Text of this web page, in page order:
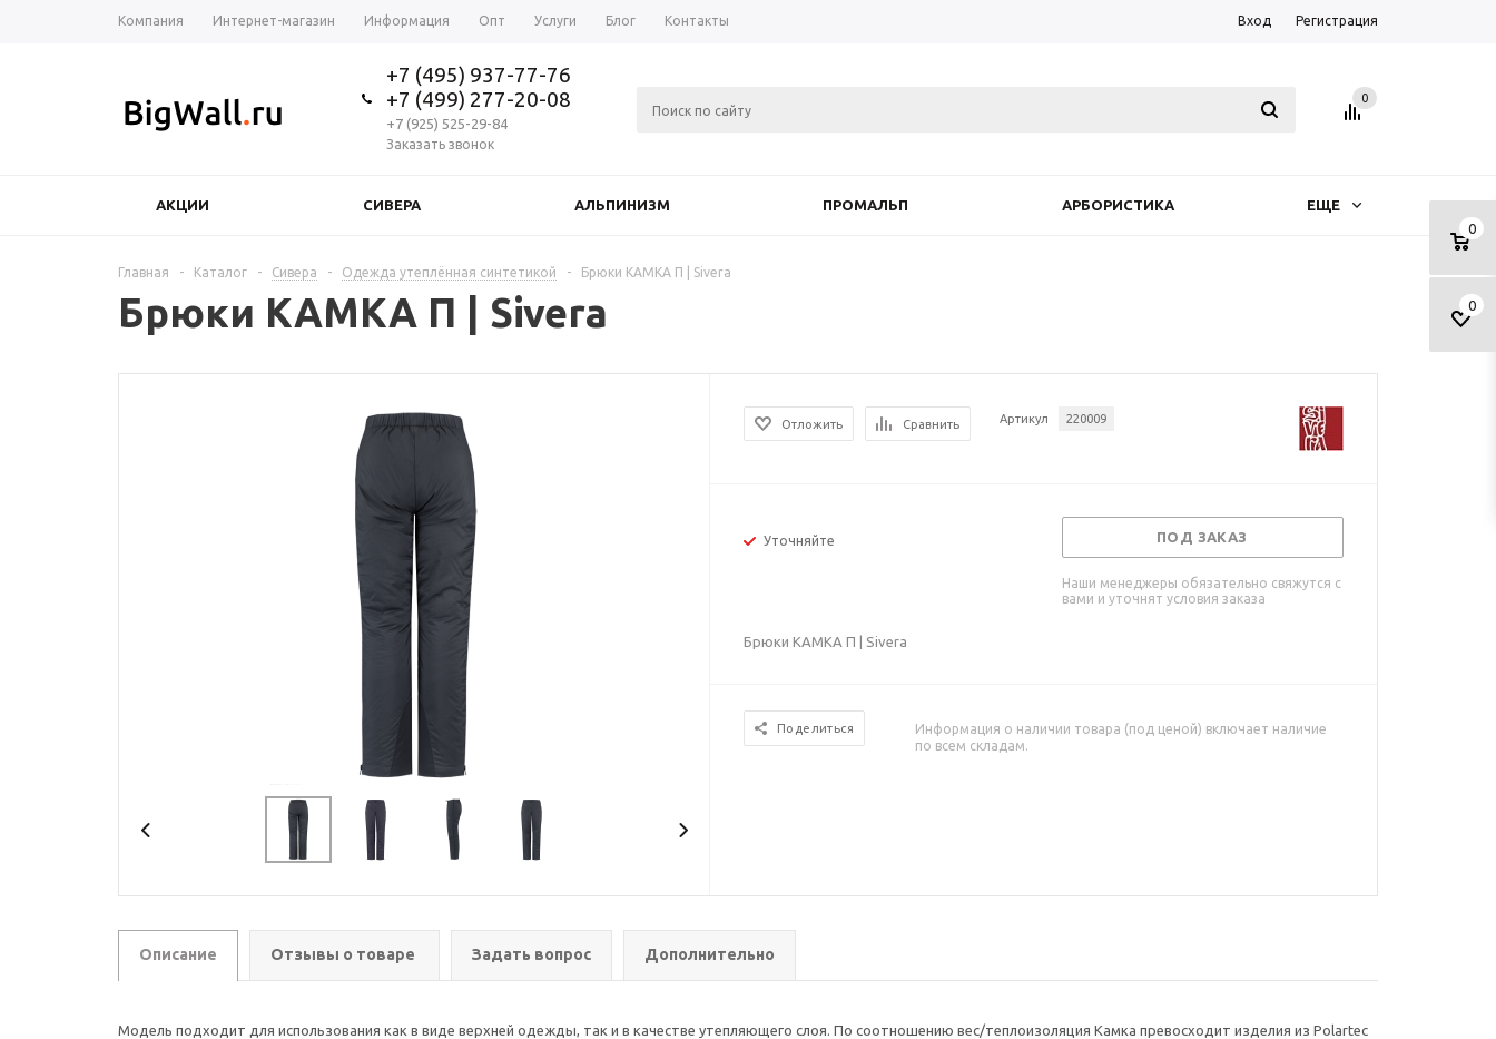
Компания Интернет-магазин Информация Опт Услуги Блог Контакты Вход Регистрация
+7 (495) 937-77-76
+7 (499) 277-20-08
+7 (925) 525-29-84
Заказать звонок
0
0
0
АКЦИИ СИВЕРА АЛЬПИНИЗМ ПРОМАЛЬП АРБОРИСТИКА ЕЩЕ
Главная - Каталог - Сивера - Одежда утеплённая синтетикой - Брюки КАМКА П | Sivera
Брюки КАМКА П | Sivera
Отложить Сравнить Артикул 220009
Уточняйте ПОД ЗАКАЗ
Наши менеджеры обязательно свяжутся с
вами и уточнят условия заказа
Брюки КАМКА П | Sivera
Поделиться
Информация о наличии товара (под ценой) включает наличие
по всем складам.
Описание Отзывы о товаре Задать вопрос Дополнительно
Модель подходит для использования как в виде верхней одежды, так и в качестве утепляющего слоя. По соотношению вес/теплоизоляция Камка превосходит изделия из Polartec